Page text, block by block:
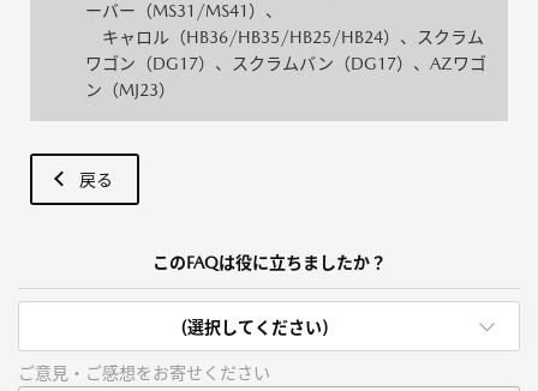
ーバー（MS31/MS41）、
キャロル（HB36/HB35/HB25/HB24）、スクラム
ワゴン（DG17）、スクラムバン（DG17）、AZワゴ
ン（MJ23）
戻る
このFAQは役に立ちましたか？
(選択してください)
ご意見・ご感想をお寄せください